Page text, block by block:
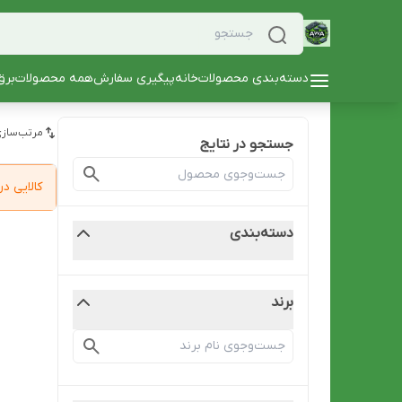
دسته‌بندی محصولاتخانهپیگیری سفارشهمه محصولات
جستجو در نتایج
دسته‌بندی
برند